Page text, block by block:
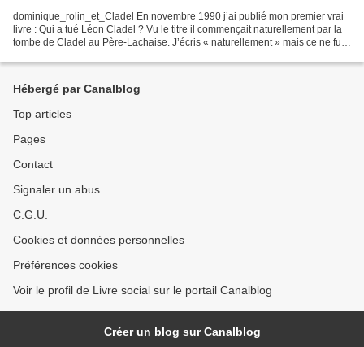
dominique_rolin_et_Cladel En novembre 1990 j’ai publié mon premier vrai
livre : Qui a tué Léon Cladel ? Vu le titre il commençait naturellement par la
tombe de Cladel au Père-Lachaise. J’écris « naturellement » mais ce ne fut
Hébergé par Canalblog
Top articles
Pages
Contact
Signaler un abus
C.G.U.
Cookies et données personnelles
Préférences cookies
Voir le profil de Livre social sur le portail Canalblog
Créer un blog sur Canalblog